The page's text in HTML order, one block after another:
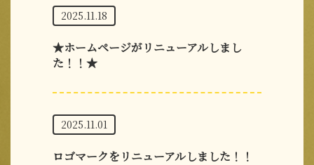
2025.11.18
★ホームページがリニューアルしまし
た！！★
2025.11.01
ロゴマークをリニューアルしました！！